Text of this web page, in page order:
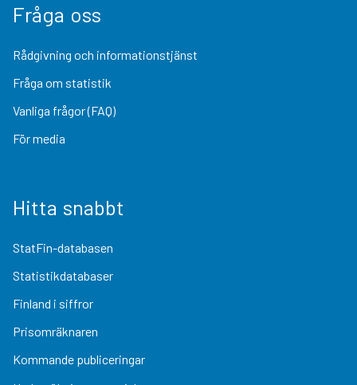
Fråga oss
Rådgivning och informationstjänst
Fråga om statistik
Vanliga frågor (FAQ)
För media
Hitta snabbt
StatFin-databasen
Statistikdatabaser
Finland i siffror
Prisomräknaren
Kommande publiceringar